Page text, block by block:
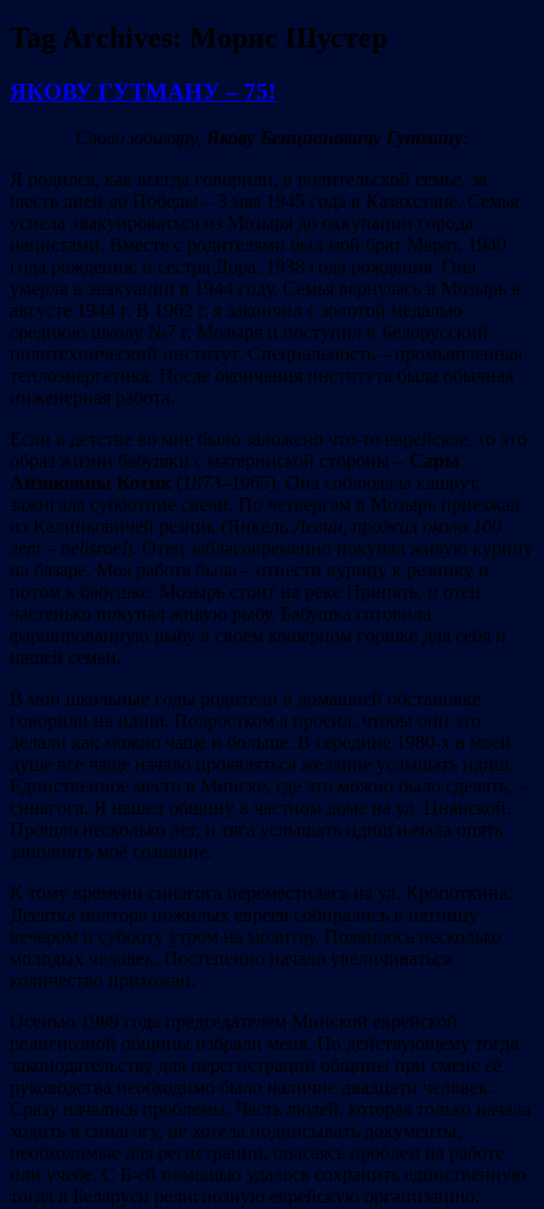
Tag Archives: Морис Шустер
ЯКОВУ ГУТМАНУ – 75!
Слово юбиляру, Якову Бенционовичу Гутману:
Я родился, как всегда говорили, в родительской семье, за
шесть дней до Победы – 3 мая 1945 года в Казахстане. Семья
успела эвакуироваться из Мозыря до оккупации города
нацистами. Вместе с родителями был мой брат Марат, 1940
года рождения, и сестра Дора, 1938 года рождения. Она
умерла в эвакуации в 1944 году. Семья вернулась в Мозырь в
августе 1944 г. В 1962 г. я закончил с золотой медалью
среднюю школу №7 г. Мозыря и поступил в Белорусский
политехнический институт. Специальность – промышленная
теплоэнергетика. После окончания института была обычная
инженерная работа.
Если в детстве во мне было заложено что-то еврейское, то это
образ жизни бабушки с материнской стороны – Сары
Айзиковны Котик (1873–1965). Она соблюдала кашрут,
зажигала субботние свечи. По четвергам в Мозырь приезжал
из Калинковичей резник (Янкель Левин, прожил около 100
лет – belisrael). Отец заблаговременно покупал живую курицу
на базаре. Моя работа была – отнести курицу к резнику и
потом к бабушке. Мозырь стоит на реке Припять, и отец
частенько покупал живую рыбу. Бабушка готовила
фаршированную рыбу в своём кошерном горшке для себя и
нашей семьи.
В мои школьные годы родители в домашней обстановке
говорили на идиш. Подростком я просил, чтобы они это
делали как можно чаще и больше. В середине 1980-х в моей
душе всё чаще начало проявляться желание услышать идиш.
Единственное место в Минске, где это можно было сделать, –
синагога. Я нашел общину в частном доме на ул. Цнянской.
Прошло несколько лет, и тяга услышать идиш начала опять
заполнять моё сознание.
К тому времени синагога переместилась на ул. Кропоткина.
Десятка полтора пожилых евреев собирались в пятницу
вечером и субботу утром на молитву. Появилось несколько
молодых человек. Постепенно начало увеличиваться
количество прихожан.
Осенью 1989 года председателем Минской еврейской
религиозной общины избрали меня. По действующему тогда
законодательству для перегистрации общины при смене её
руководства необходимо было наличие двадцати человек.
Сразу начались проблемы. Часть людей, которая только начала
ходить в синагогу, не хотела подписывать документы,
необходимые для регистрации, опасаясь проблем на работе
или учебе. С Б-ей помощью удалось сохранить единственную
тогда в Беларуси религиозную еврейскую организацию.